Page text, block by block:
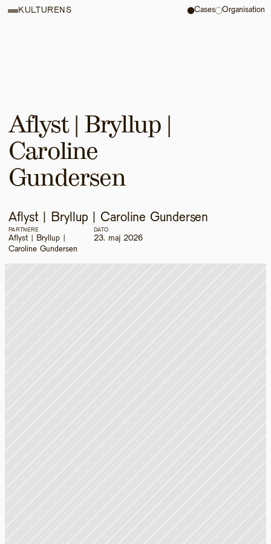
Aflyst | Bryllup |
Caroline
Gundersen
Aflyst | Bryllup | Caroline Gundersen
PARTNERE
Aflyst | Bryllup |
Caroline Gundersen
DATO
23. maj 2026
KULTURENS Cases Organisation